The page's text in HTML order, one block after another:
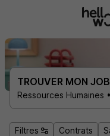
TROUVER MON JOB
Ressources Humaines
Filtres Contrats